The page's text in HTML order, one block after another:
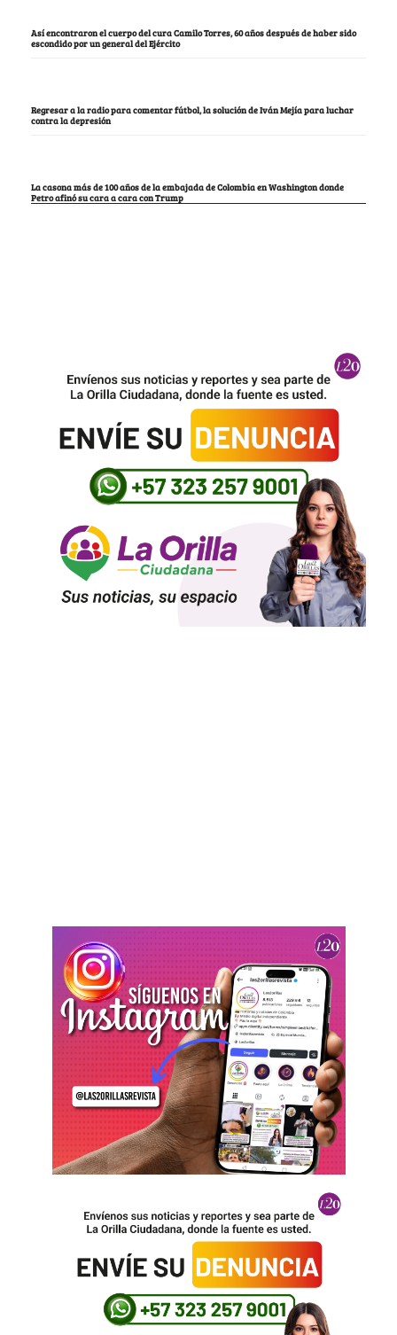
Así encontraron el cuerpo del cura Camilo Torres, 60 años después de haber sido
escondido por un general del Ejército
Regresar a la radio para comentar fútbol, la solución de Iván Mejía para luchar
contra la depresión
La casona más de 100 años de la embajada de Colombia en Washington donde
Petro afinó su cara a cara con Trump